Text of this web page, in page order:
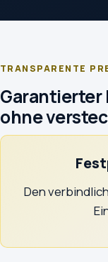
TRANSPARENTE
Garantierter
ohne
Den